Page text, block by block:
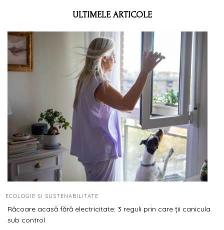
ULTIMELE ARTICOLE
ECOLOGIE ȘI SUSTENABILITATE
Răcoare acasă fără electricitate: 3 reguli prin care ții canicula
sub control